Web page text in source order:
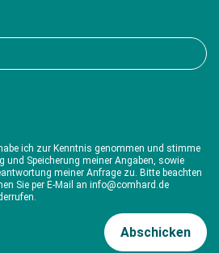
ich zur Kenntnis genommen und stimme
und Speicherung meiner Angaben, sowie
meiner Anfrage zu. Bitte beachten
Sie per E-Mail an info@comhard.de